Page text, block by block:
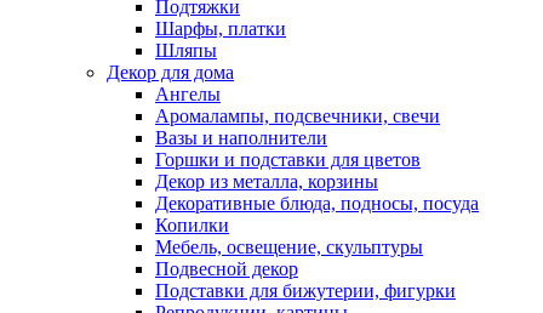
Подтяжки
Шарфы, платки
Шляпы
Декор для дома
Ангелы
Аромалампы, подсвечники, свечи
Вазы и наполнители
Горшки и подставки для цветов
Декор из металла, корзины
Декоративные блюда, подносы, посуда
Копилки
Мебель, освещение, скульптуры
Подвесной декор
Подставки для бижутерии, фигурки